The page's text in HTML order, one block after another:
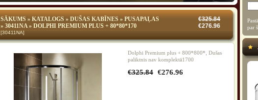
SĀKUMS » KATALOGS » DUŠAS KABĪNES » PUSAPAĻAS
» 30411NA» DOLPHI PREMIUM PLUS + 80*80*170
[30411NA]
€325.84
€276.96
Dolphi Premium plus + 800*800*, Dušas
paliktnis nav komplektā1700
€325.84 €276.96
par